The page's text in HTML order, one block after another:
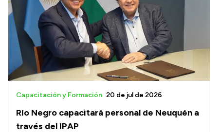
Transparencia
Presupuesto
Boletín Oficial
Compras y licitaciones
Consulta de expedientes
Consulta de pago a proveedores
Convocatorias
Río Negro capacitará personal de Neuquén a
través del IPAP
Capacitación y Formación 20 de jul de 2026